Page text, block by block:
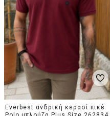
Everbest ανδρική κερασί πικέ